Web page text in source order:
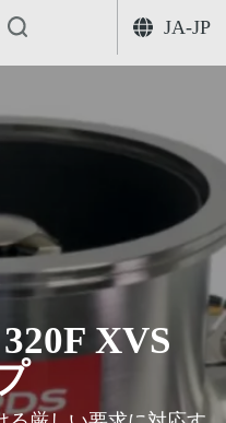
JA-JP
ンプ On-Board IS
XVS